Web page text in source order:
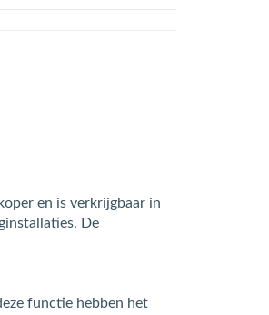
en is verkrijgbaar in
De
functie hebben het